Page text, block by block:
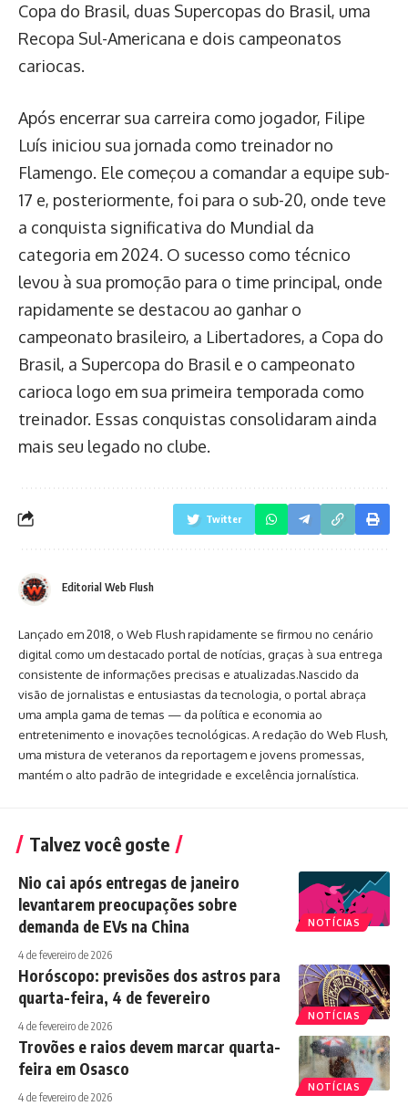
Copa do Brasil, duas Supercopas do Brasil, uma
Recopa Sul-Americana e dois campeonatos
cariocas.
Após encerrar sua carreira como jogador, Filipe
Luís iniciou sua jornada como treinador no
Flamengo. Ele começou a comandar a equipe sub-
17 e, posteriormente, foi para o sub-20, onde teve
a conquista significativa do Mundial da
categoria em 2024. O sucesso como técnico
levou à sua promoção para o time principal, onde
rapidamente se destacou ao ganhar o
campeonato brasileiro, a Libertadores, a Copa do
Brasil, a Supercopa do Brasil e o campeonato
carioca logo em sua primeira temporada como
treinador. Essas conquistas consolidaram ainda
mais seu legado no clube.
Twitter
Editorial Web Flush
Lançado em 2018, o Web Flush rapidamente se firmou no cenário
digital como um destacado portal de notícias, graças à sua entrega
consistente de informações precisas e atualizadas.Nascido da
visão de jornalistas e entusiastas da tecnologia, o portal abraça
uma ampla gama de temas — da política e economia ao
entretenimento e inovações tecnológicas. A redação do Web Flush,
uma mistura de veteranos da reportagem e jovens promessas,
mantém o alto padrão de integridade e excelência jornalística.
Talvez você goste
NOTÍCIAS
Nio cai após entregas de janeiro
levantarem preocupações sobre
demanda de EVs na China
4 de fevereiro de 2026
NOTÍCIAS
Horóscopo: previsões dos astros para
quarta-feira, 4 de fevereiro
4 de fevereiro de 2026
NOTÍCIAS
Trovões e raios devem marcar quarta-
feira em Osasco
4 de fevereiro de 2026